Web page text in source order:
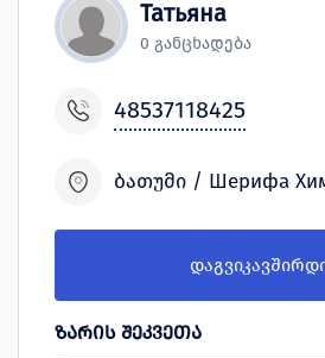
Татьяна
0 განცხადება
48537118425
ბათუმი / Шерифа
ზარის შეკვეთა